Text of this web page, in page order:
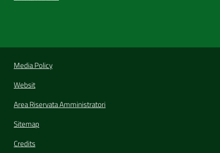
Media Policy
Websit
Area Riservata Amministratori
Sitemap
Credits